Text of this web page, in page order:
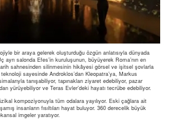
bir araya gelerek oluşturduğu özgün anlatısıyla dünyada
ayrı salonda Efes’in kuruluşunun, büyüyerek Roma’nın en
sahnesinden silinmesinin hikâyesi görsel ve işitsel şovlarla
sayesinde Androklos’dan Kleopatra’ya, Markus
tanışabiliyor, tapınakları ziyaret edebiliyor, pazar
yürüyebiliyor ve Teras Evler’deki hayatı tecrübe edebiliyor.
kompoziyonuyla tüm odalara yayılıyor. Eski çağlara ait
insanların fısıltıları hayat buluyor. 360 derecelik büyük
imgeler yaratıyor.